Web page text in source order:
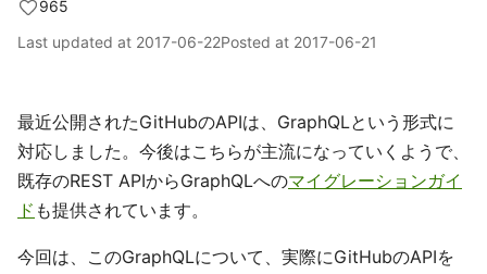
965
Last updated at 2017-06-22Posted at 2017-06-21
最近公開されたGitHubのAPIは、GraphQLという形式に
対応しました。今後はこちらが主流になっていくようで、
既存のREST APIからGraphQLへのマイグレーションガイ
ド も提供されています。
今回は、このGraphQLについて、実際にGitHubのAPIを